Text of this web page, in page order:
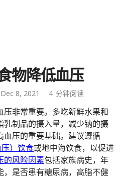
物降低血压
Dec 8, 2021 4 分钟阅读
压非常重要。多吃新鲜水果和
制品的摄入量，减少钠的摄
血压的重要基础。建议遵循
）饮食或地中海饮食，以促进
的风险因素包括家族病史，年
是否患有糖尿病，高脂不健